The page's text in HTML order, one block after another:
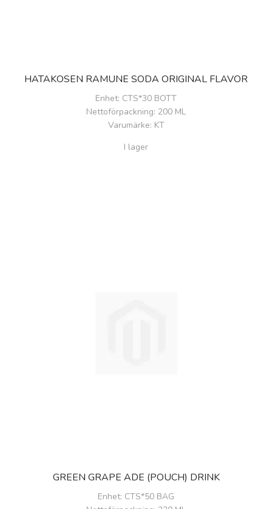
HATAKOSEN RAMUNE SODA ORIGINAL FLAVOR
Enhet: CTS*30 BOTT
Nettoförpackning: 200 ML
Varumärke: KT
I lager
GREEN GRAPE ADE (POUCH) DRINK
Enhet: CTS*50 BAG